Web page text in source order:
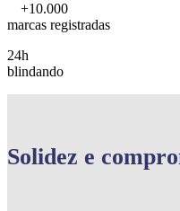
+10.000
marcas registradas
24h
blindando
Solidez e